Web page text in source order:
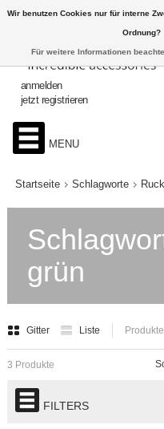
anmelden
jetzt registrieren
MENU
Startseite Schlagworte
grün
Gitter Liste
3 Produkte
FILTERS
Wir benutzen Cookies nur für interne
Ordnung?
Für weitere Informationen